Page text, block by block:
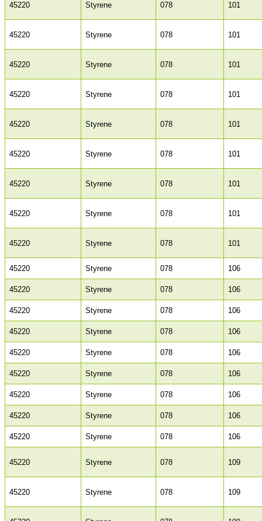
45220 Styrene 078 101
45220 Styrene 078 101
45220 Styrene 078 101
45220 Styrene 078 101
45220 Styrene 078 101
45220 Styrene 078 101
45220 Styrene 078 101
45220 Styrene 078 101
45220 Styrene 078 101
45220 Styrene 078 106
45220 Styrene 078 106
45220 Styrene 078 106
45220 Styrene 078 106
45220 Styrene 078 106
45220 Styrene 078 106
45220 Styrene 078 106
45220 Styrene 078 106
45220 Styrene 078 106
45220 Styrene 078 109
45220 Styrene 078 109